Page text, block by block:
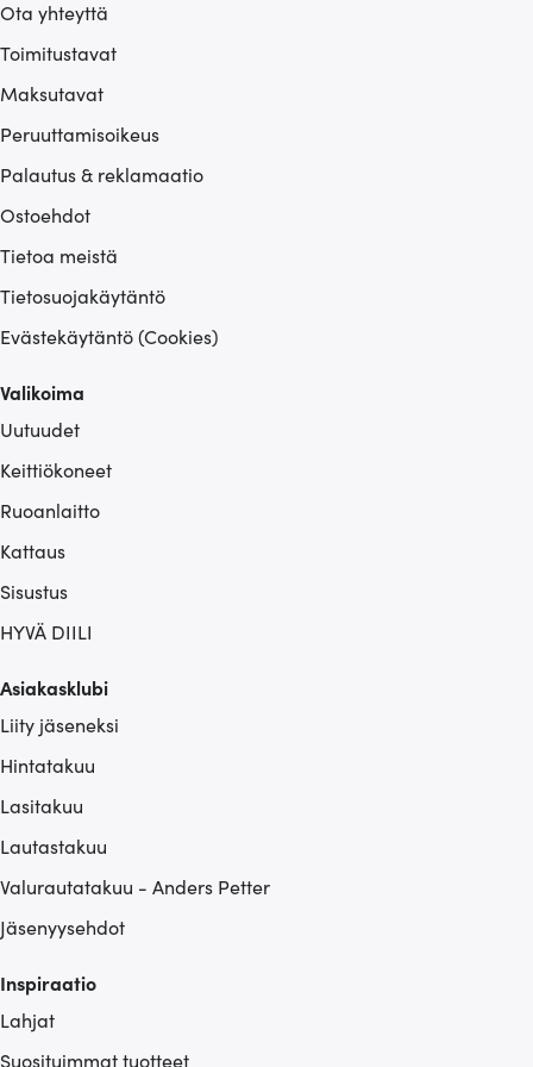
Ota yhteyttä
Toimitustavat
Maksutavat
Peruuttamisoikeus
Palautus & reklamaatio
Ostoehdot
Tietoa meistä
Tietosuojakäytäntö
Evästekäytäntö (Cookies)
Valikoima
Uutuudet
Keittiökoneet
Ruoanlaitto
Kattaus
Sisustus
HYVÄ DIILI
Asiakasklubi
Liity jäseneksi
Hintatakuu
Lasitakuu
Lautastakuu
Valurautatakuu - Anders Petter
Jäsenyysehdot
Inspiraatio
Lahjat
Suosituimmat tuotteet